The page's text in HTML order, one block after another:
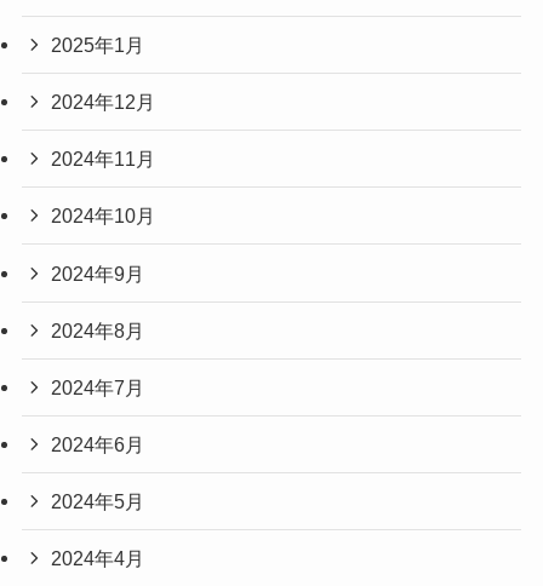
2025年1月
2024年12月
2024年11月
2024年10月
2024年9月
2024年8月
2024年7月
2024年6月
2024年5月
2024年4月